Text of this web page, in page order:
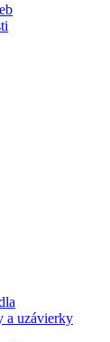
a uzávierky